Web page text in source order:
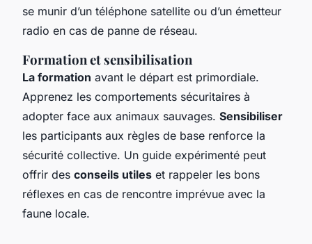
se munir d’un téléphone satellite ou d’un émetteur
radio en cas de panne de réseau.
Formation et sensibilisation
La formation avant le départ est primordiale.
Apprenez les comportements sécuritaires à
adopter face aux animaux sauvages. Sensibiliser
les participants aux règles de base renforce la
sécurité collective. Un guide expérimenté peut
offrir des conseils utiles et rappeler les bons
réflexes en cas de rencontre imprévue avec la
faune locale.